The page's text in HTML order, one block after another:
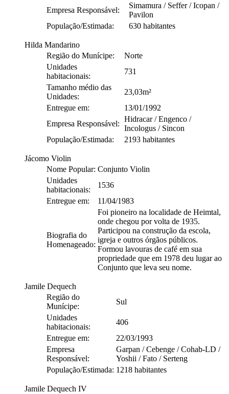
Empresa Responsável:
Simamura / Seffer / Icopan /
Pavilon
População/Estimada:
630 habitantes
Hilda Mandarino
Região do Munícipe:
Norte
Unidades
habitacionais:
731
Tamanho médio das
Unidades:
23,03m²
Entregue em:
13/01/1992
Empresa Responsável:
Hidracar / Engenco /
Incologus / Sincon
População/Estimada:
2193 habitantes
Jácomo Violin
Nome Popular: Conjunto Violin
Unidades
habitacionais:
1536
Entregue em:
11/04/1983
Biografia do
Homenageado:
Foi pioneiro na localidade de Heimtal,
onde chegou por volta de 1935.
Participou na construção da escola,
igreja e outros órgãos públicos.
Formou lavouras de café em sua
propriedade que em 1978 deu lugar ao
Conjunto que leva seu nome.
Jamile Dequech
Região do
Munícipe:
Sul
Unidades
habitacionais:
406
Entregue em:
22/03/1993
Empresa
Responsável:
Garpan / Cebenge / Cohab-LD /
Yoshii / Fato / Serteng
População/Estimada: 1218 habitantes
Jamile Dequech IV